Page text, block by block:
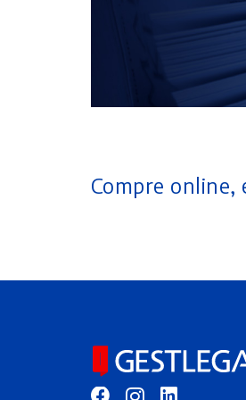
Compre online,